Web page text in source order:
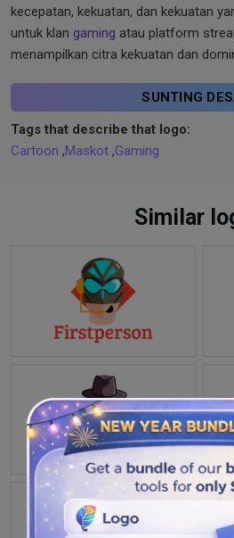
kecepatan, kekuatan, dan kekuatan
untuk klan gaming atau platform
menampilkan citra kekuatan dan
SUNTING
Tags that describe that logo:
Cartoon ,Maskot ,Gaming
Similar